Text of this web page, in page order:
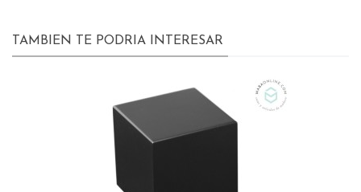
TAMBIEN TE PODRIA INTERESAR